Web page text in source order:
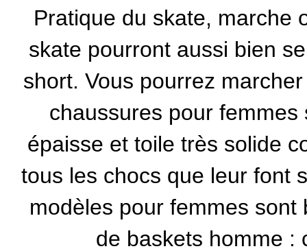
Pratique du skate, marche
skate pourront aussi bien
short. Vous pourrez
chaussures pour
épaisse et toile très solide
tous les chocs que leur font
modèles pour femmes
de baskets homme :